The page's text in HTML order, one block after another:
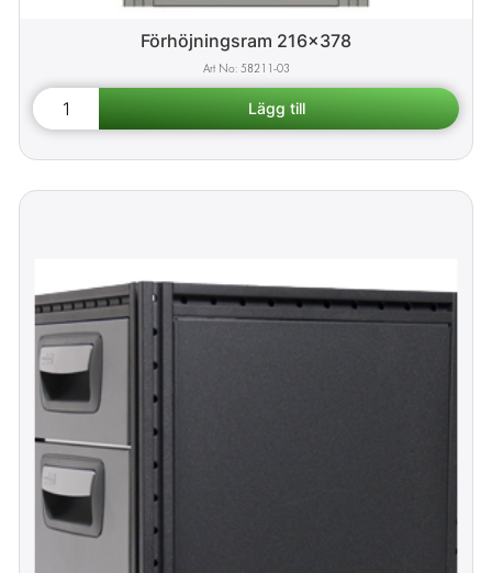
Förhöjningsram 216x378
58211-03